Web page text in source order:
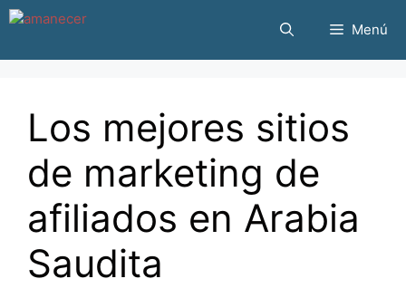
Saltar
contenido
Menú
Los mejores sitios
de marketing de
afiliados en Arabia
Saudita